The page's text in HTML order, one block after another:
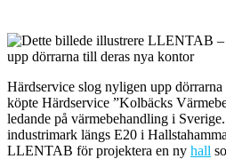
Härdservice slog nyligen upp
köpte Härdservice ”Kolbäcks
ledande på värmebehandling i
industrimark längs E20 i
LLENTAB för projektera en ny hall